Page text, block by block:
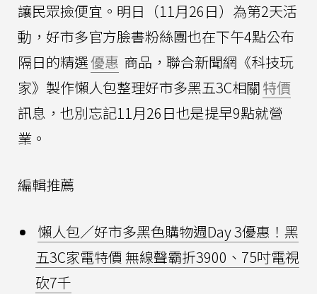
讓民眾撿便宜。明日（11月26日）為第2天活
動，好市多官方臉書粉絲團也在下午4點公布
隔日的精選優惠 商品，聯合新聞網《科技玩
家》製作懶人包整理好市多黑五3C相關特價
訊息，也別忘記11月26日也是提早9點就營
業。
編輯推薦
懶人包／好市多黑色購物週Day 3優惠！黑
五3C家電特價 無線聲霸折3900、75吋電視
砍7千